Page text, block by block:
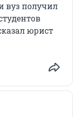
вуз получил
юрист